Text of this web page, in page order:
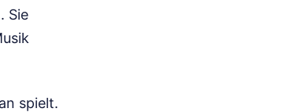
Sie
spielt.